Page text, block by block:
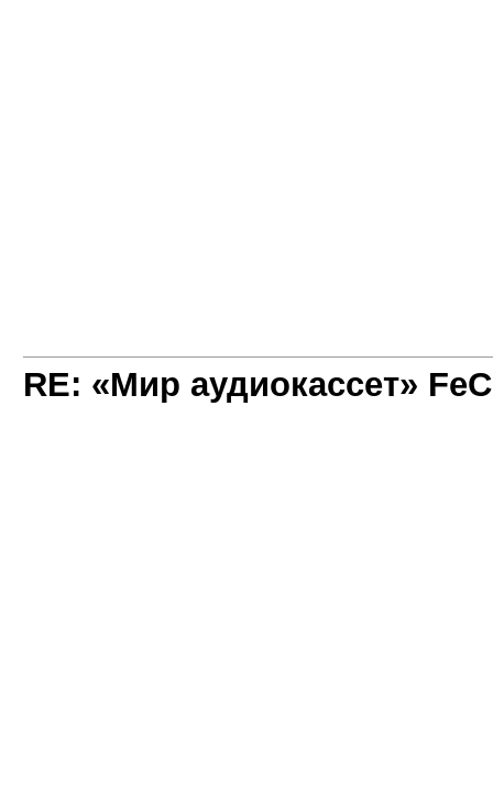
RE: «Мир аудиокассет»